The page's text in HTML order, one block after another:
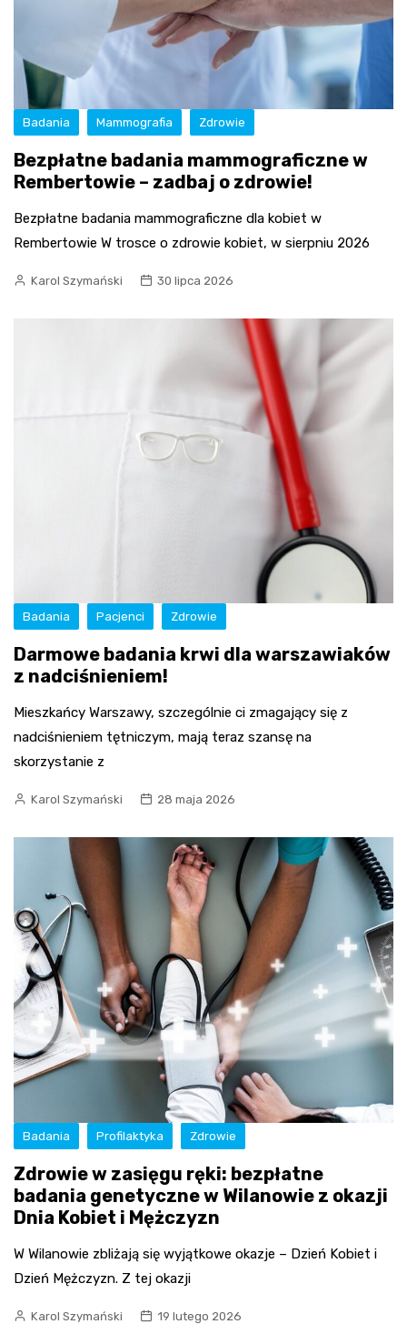
Badania Mammografia Zdrowie
Bezpłatne badania mammograficzne w
Rembertowie – zadbaj o zdrowie!
Bezpłatne badania mammograficzne dla kobiet w
Rembertowie W trosce o zdrowie kobiet, w sierpniu 2026
Karol Szymański 30 lipca 2026
Badania Pacjenci Zdrowie
Darmowe badania krwi dla warszawiaków
z nadciśnieniem!
Mieszkańcy Warszawy, szczególnie ci zmagający się z
nadciśnieniem tętniczym, mają teraz szansę na
skorzystanie z
Karol Szymański 28 maja 2026
Badania Profilaktyka Zdrowie
Zdrowie w zasięgu ręki: bezpłatne
badania genetyczne w Wilanowie z okazji
Dnia Kobiet i Mężczyzn
W Wilanowie zbliżają się wyjątkowe okazje – Dzień Kobiet i
Dzień Mężczyzn. Z tej okazji
Karol Szymański 19 lutego 2026